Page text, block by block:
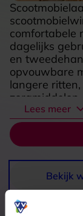
comfortabele
dagelijks
en
opvouwbare
langere ritten,
aandacht: in
bekijken en
rijdt. Ook
huis ben je
aantrekkelijk
blijven. Het
vrijheid,
van een
Lees meer
Bekijk